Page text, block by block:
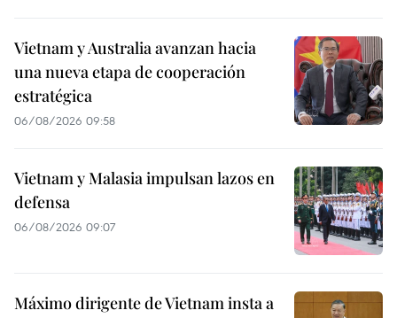
Vietnam y Australia avanzan hacia
una nueva etapa de cooperación
estratégica
06/08/2026 09:58
Vietnam y Malasia impulsan lazos en
defensa
06/08/2026 09:07
Máximo dirigente de Vietnam insta a